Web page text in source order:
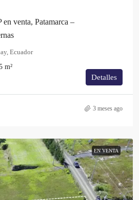
venta, Patamarca –
Ecuador
m²
Detalles
3 meses ago
EN VENTA